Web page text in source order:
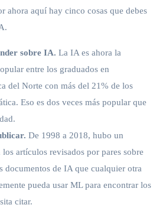
ahora aquí hay cinco cosas que debes
sobre IA. La IA es ahora la
entre los graduados en
del Norte con más del 21% de los
Eso es dos veces más popular que
De 1998 a 2018, hubo un
artículos revisados ​​por pares sobre
documentos de IA que cualquier otra
pueda usar ML para encontrar los
citar.